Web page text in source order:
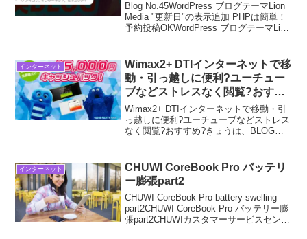
Blog No.45WordPress ブログテーマLion
Media "更新日"の表示追加 PHPは簡単！
予約投稿OKWordPress ブログテーマLion
インターネット
Wimax2+ DTIインターネットで移
動・引っ越しに便利?ユーチュー
ブなどストレスなく閲覧?おすす
め?
Wimax2+ DTIインターネットで移動・引
っ越しに便利?ユーチューブなどストレス
なく閲覧?おすすめ?きょうは、BLOG
やるだけと言う意識の行動をとうし
て、”宇...
インターネット
CHUWI CoreBook Pro バッテリ
ー膨張part2
CHUWI CoreBook Pro battery swelling
part2CHUWI CoreBook Pro バッテリー膨
張part2CHUWIカスタマーサービスセンタ